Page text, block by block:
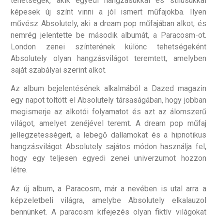
képesek új színt vinni a jól ismert műfajokba. Ilyen
művész Absolutely, aki a dream pop műfajában alkot, és
nemrég jelentette be második albumát, a Paracosm-ot.
London zenei színterének különc tehetségeként
Absolutely olyan hangzásvilágot teremtett, amelyben
saját szabályai szerint alkot.
Az album bejelentésének alkalmából a Dazed magazin
egy napot töltött el Absolutely társaságában, hogy jobban
megismerje az alkotói folyamatot és azt az álomszerű
világot, amelyet zenéjével teremt. A dream pop műfaj
jellegzetességeit, a lebegő dallamokat és a hipnotikus
hangzásvilágot Absolutely sajátos módon használja fel,
hogy egy teljesen egyedi zenei univerzumot hozzon
létre.
Az új album, a Paracosm, már a nevében is utal arra a
képzeletbeli világra, amelybe Absolutely elkalauzol
bennünket. A paracosm kifejezés olyan fiktív világokat